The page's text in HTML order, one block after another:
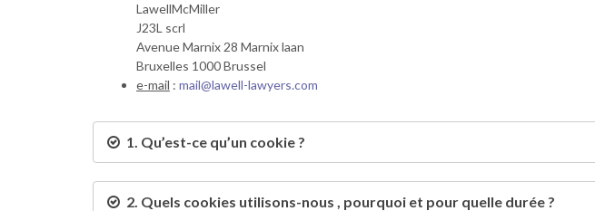
LawellMcMiller
J23L scrl
Avenue Marnix 28 Marnix laan
Bruxelles 1000 Brussel
e-mail : mail@lawell-lawyers.com
1. Qu’est-ce qu’un cookie ?
2. Quels cookies utilisons-nous , pourquoi et pour quelle durée ?